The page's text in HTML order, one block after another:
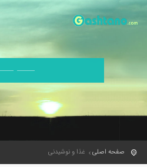
صفحه اصلی غذا و نوشیدنی